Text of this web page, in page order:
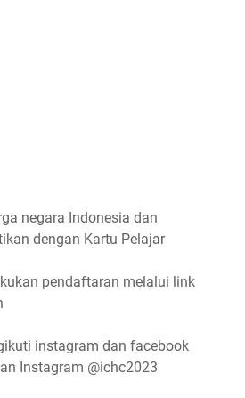
negara Indonesia dan
dengan Kartu Pelajar
pendaftaran melalui link
instagram dan facebook
Instagram @ichc2023